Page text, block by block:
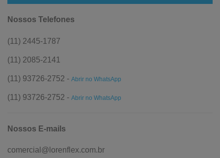
Nossos Telefones
(11) 2445-1787
(11) 2085-2141
(11) 93726-2752 - Abrir no WhatsApp
(11) 93726-2752 - Abrir no WhatsApp
Nossos E-mails
comercial@lorenflex.com.br